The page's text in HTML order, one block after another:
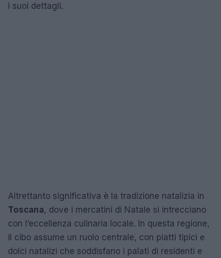
i suoi dettagli.
Altrettanto significativa è la tradizione natalizia in
Toscana, dove i mercatini di Natale si intrecciano
con l’eccellenza culinaria locale. In questa regione,
il cibo assume un ruolo centrale, con piatti tipici e
dolci natalizi che soddisfano i palati di residenti e